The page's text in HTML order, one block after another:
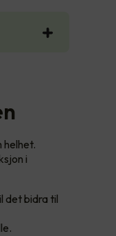
helhet.
i
det bidra til